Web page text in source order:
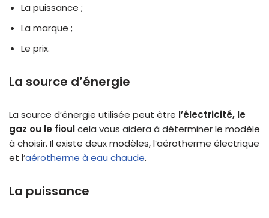
La puissance ;
La marque ;
Le prix.
La source d’énergie
La source d’énergie utilisée peut être l’électricité, le
gaz ou le fioulcela vous aidera à déterminer le modèle
à choisir. Il existe deux modèles, l’aérotherme électrique
et l’aérotherme à eau chaude.
La puissance